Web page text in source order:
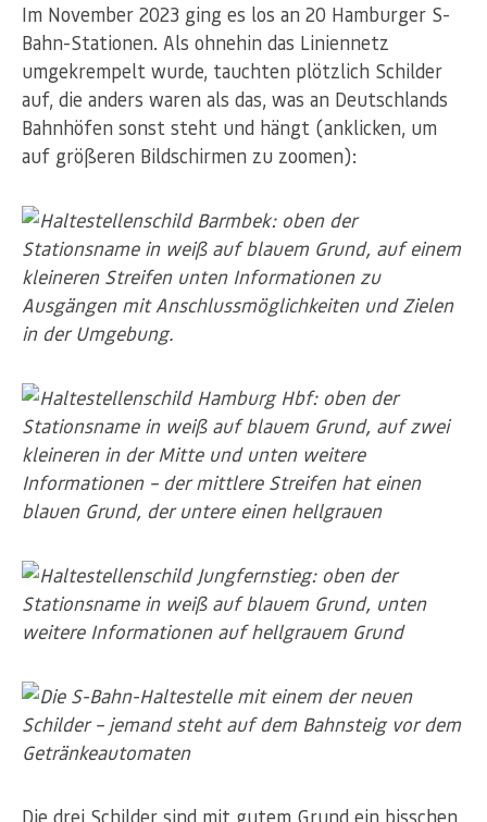
Im November 2023 ging es los an 20 Hamburger S-
Bahn-Stationen. Als ohnehin das Liniennetz
umgekrempelt wurde, tauchten plötzlich Schilder
auf, die anders waren als das, was an Deutschlands
Bahnhöfen sonst steht und hängt (anklicken, um
auf größeren Bildschirmen zu zoomen):
Die drei Schilder sind mit gutem Grund ein bisschen